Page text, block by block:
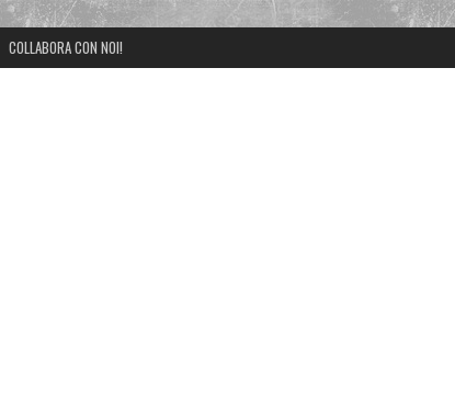
COLLABORA CON NOI!